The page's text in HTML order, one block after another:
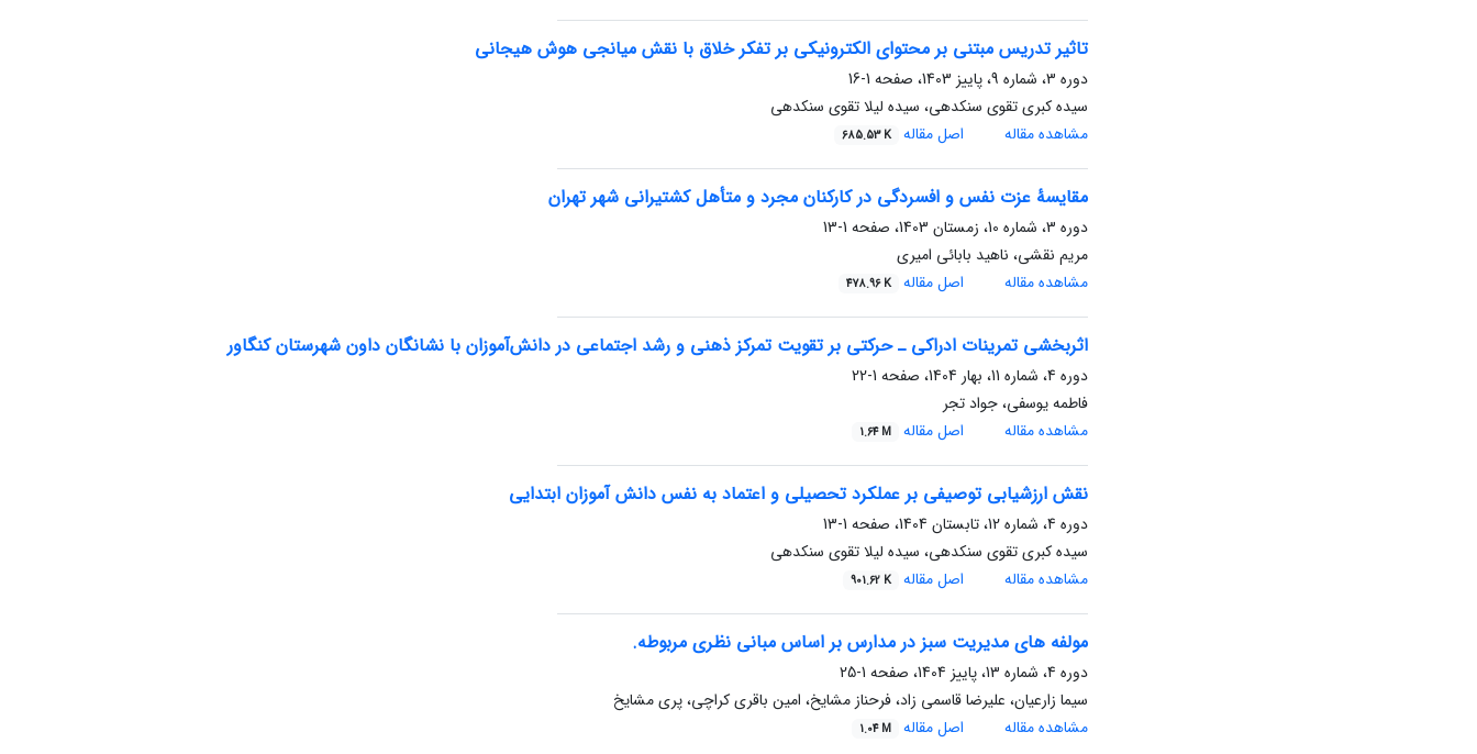
تاثیر تدریس مبتنی بر محتوای الکترونیکی بر تفکر خلاق با نقش میانجی هوش هیجانی
دوره 3، شماره 9، پاییز 1403، صفحه
1-16
سیده کبری تقوی سنکدهی، سیده لیلا تقوی سنکدهی
مشاهده مقاله
اصل مقاله 685.53 K
مقایسۀ عزت نفس و افسردگی در کارکنان مجرد و متأهل کشتیرانی شهر تهران
دوره 3، شماره 10، زمستان 1403، صفحه
1-13
مریم نقشی، ناهید بابائی امیری
مشاهده مقاله
اصل مقاله 478.96 K
اثربخشی تمرینات ادراکی ـ حرکتی بر تقویت تمرکز ذهنی و رشد اجتماعی در دانش‌آموزان با نشانگان داون شهرستان کنگاور
دوره 4، شماره 11، بهار 1404، صفحه
1-22
فاطمه یوسفی، جواد تجر
مشاهده مقاله
اصل مقاله 1.64 M
نقش ارزشیابی توصیفی بر عملکرد تحصیلی و اعتماد به نفس دانش آموزان ابتدایی
دوره 4، شماره 12، تابستان 1404، صفحه
1-13
سیده کبری تقوی سنکدهی، سیده لیلا تقوی سنکدهی
مشاهده مقاله
اصل مقاله 901.62 K
مولفه های مدیریت سبز در مدارس بر اساس مبانی نظری مربوطه.
دوره 4، شماره 13، پاییز 1404، صفحه
1-25
سیما زارعیان، علیرضا قاسمی زاد، فرحناز مشایخ، امین باقری کراچی، پری مشایخ
مشاهده مقاله
اصل مقاله 1.04 M